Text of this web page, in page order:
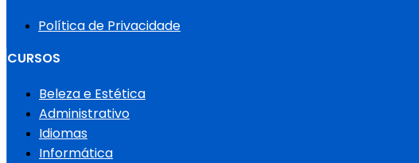
Política de Privacidade
CURSOS
Beleza e Estética
Administrativo
Idiomas
Informática